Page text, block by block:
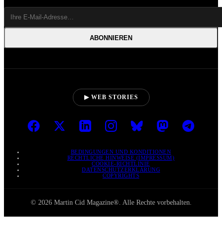
ABONNIEREN
▶ WEB STORIES
BEDINGUNGEN UND KONDITIONEN
RECHTLICHE HINWEISE (IMPRESSUM)
COOKIE-RICHTLINIE
DATENSCHUTZERKLÄRUNG
COPYRIGHTS
© 2026 Martin Cid Magazine®. Alle Rechte vorbehalten.